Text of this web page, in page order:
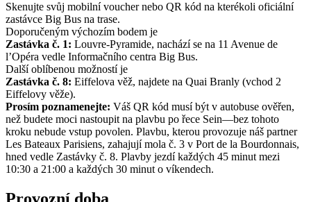
Skenujte svůj mobilní voucher nebo QR kód na kterékoli oficiální
zastávce Big Bus na trase.
Doporučeným výchozím bodem je
Zastávka č. 1: Louvre-Pyramide, nachází se na 11 Avenue de
l’Opéra vedle Informačního centra Big Bus.
Další oblíbenou možností je
Zastávka č. 8: Eiffelova věž, najdete na Quai Branly (vchod 2
Eiffelovy věže).
Prosím poznamenejte: Váš QR kód musí být v autobuse ověřen,
než budete moci nastoupit na plavbu po řece Sein—bez tohoto
kroku nebude vstup povolen. Plavbu, kterou provozuje náš partner
Les Bateaux Parisiens, zahajují mola č. 3 v Port de la Bourdonnais,
hned vedle Zastávky č. 8. Plavby jezdí každých 45 minut mezi
10:30 a 21:00 a každých 30 minut o víkendech.